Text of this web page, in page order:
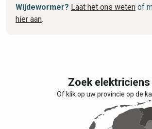
Wijdewormer? Laat het ons weten of
hier aan.
Zoek elektriciens
Of klik op uw provincie op de